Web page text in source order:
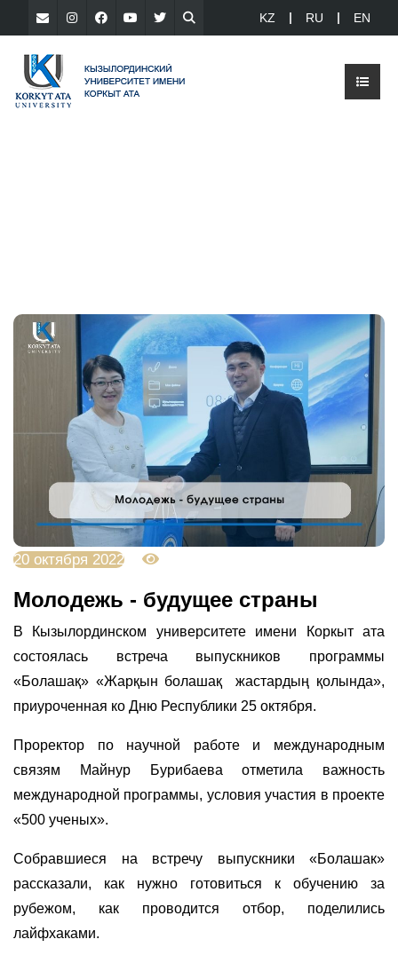
KZ RU EN
20 октября 2022
Молодежь - будущее страны
В Кызылординском университете имени Коркыт ата
состоялась встреча выпускников программы
«Болашақ» «Жарқын болашақ жастардың қолында»,
приуроченная ко Дню Республики 25 октября.
Проректор по научной работе и международным
связям Майнур Бурибаева отметила важность
международной программы, условия участия в проекте
«500 ученых».
Собравшиеся на встречу выпускники «Болашак»
рассказали, как нужно готовиться к обучению за
рубежом, как проводится отбор, поделились
лайфхаками.